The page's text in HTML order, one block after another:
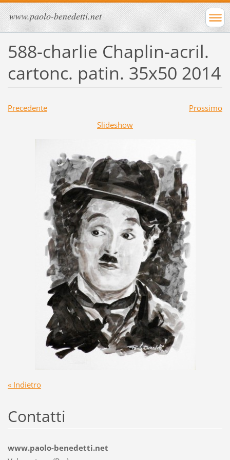
www.paolo-benedetti.net
588-charlie Chaplin-acril.
cartonc. patin. 35x50 2014
Precedente
Prossimo
Slideshow
« Indietro
Contatti
www.paolo-benedetti.net